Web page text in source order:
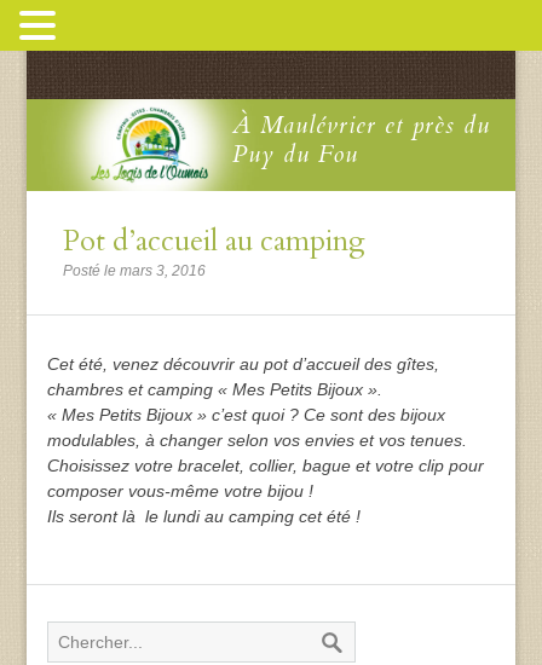
À Maulévrier et près du
Puy du Fou
Pot d’accueil au camping
Posté le mars 3, 2016
Cet été, venez découvrir au pot d’accueil des gîtes,
chambres et camping « Mes Petits Bijoux ».
« Mes Petits Bijoux » c’est quoi ? Ce sont des bijoux
modulables, à changer selon vos envies et vos tenues.
Choisissez votre bracelet, collier, bague et votre clip pour
composer vous-même votre bijou !
Ils seront là le lundi au camping cet été !